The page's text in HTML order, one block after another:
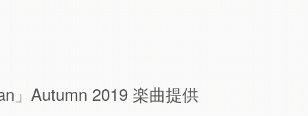
」Autumn 2019 楽曲提供